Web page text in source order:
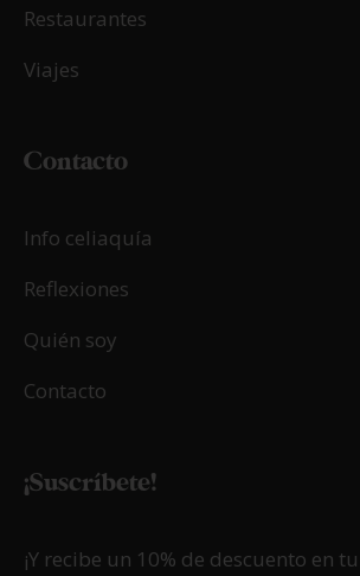
Restaurantes
Viajes
Contacto
Info celiaquía
Reflexiones
Quién soy
Contacto
¡Suscríbete!
¡Y recibe un 10% de descuento en